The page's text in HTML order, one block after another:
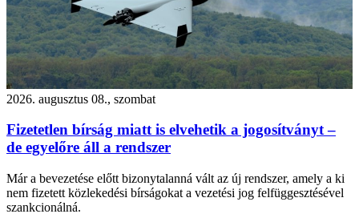
2026. augusztus 08., szombat
Fizetetlen bírság miatt is elvehetik a jogosítványt –
de egyelőre áll a rendszer
Már a bevezetése előtt bizonytalanná vált az új rendszer, amely a ki
nem fizetett közlekedési bírságokat a vezetési jog felfüggesztésével
szankcionálná.